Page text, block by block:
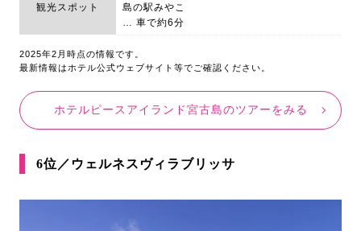
観光スポット
島の駅みやこ
… 車で約6分
2025年2月時点の情報です。
最新情報はホテル公式ウェブサイト等でご確認ください。
ホテルピースアイランド宮古島のツアーをみる
6位／ウェルネスヴィラブリッサ